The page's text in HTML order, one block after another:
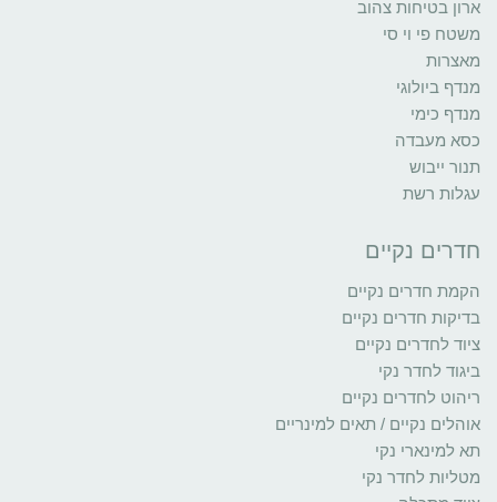
ארון בטיחות צהוב
משטח פי וי סי
מאצרות
מנדף ביולוגי
מנדף כימי
כסא מעבדה
תנור ייבוש
עגלות רשת
חדרים נקיים
הקמת חדרים נקיים
בדיקות חדרים נקיים
ציוד לחדרים נקיים
ביגוד לחדר נקי
ריהוט לחדרים נקיים
אוהלים נקיים / תאים למינריים
תא למינארי נקי
מטליות לחדר נקי